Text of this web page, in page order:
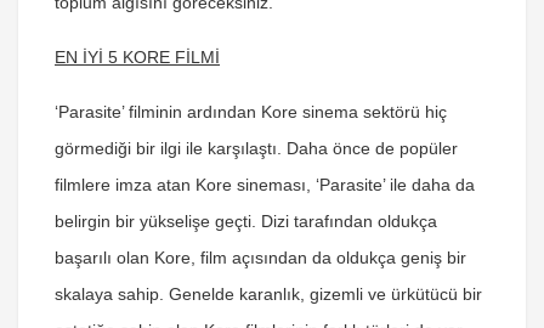
EN İYİ 5 KORE FİLMİ
‘Parasite’ filminin ardından Kore sinema sektörü hiç
görmediği bir ilgi ile karşılaştı. Daha önce de popüler
filmlere imza atan Kore sineması, ‘Parasite’ ile daha da
belirgin bir yükselişe geçti. Dizi tarafından oldukça
başarılı olan Kore, film açısından da oldukça geniş bir
skalaya sahip. Genelde karanlık, gizemli ve ürkütücü bir